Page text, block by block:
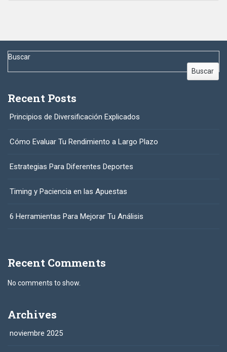
Buscar
Buscar
Recent Posts
Principios de Diversificación Explicados
Cómo Evaluar Tu Rendimiento a Largo Plazo
Estrategias Para Diferentes Deportes
Timing y Paciencia en las Apuestas
6 Herramientas Para Mejorar Tu Análisis
Recent Comments
No comments to show.
Archives
noviembre 2025